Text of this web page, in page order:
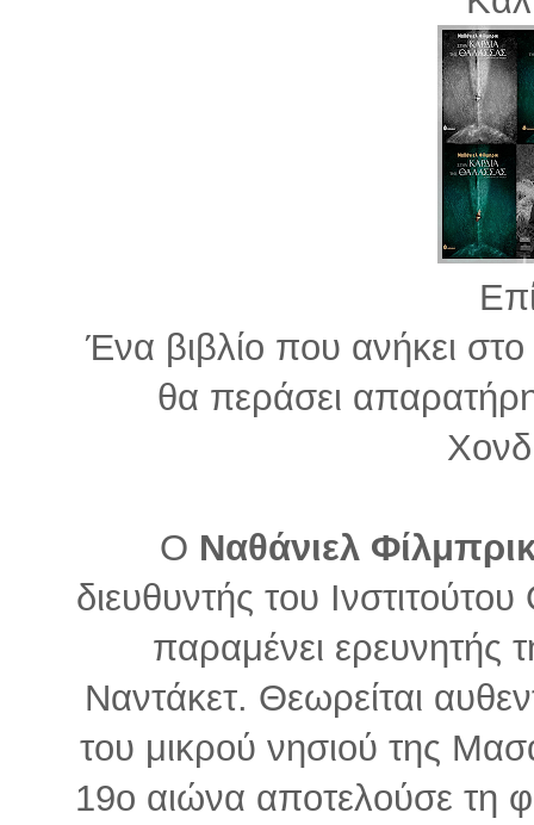
Ένα βιβλίο που ανήκει
θα περάσει
Ο Ναθάνιελ
διευθυντής του
παραμένει ερευνητής
Ναντάκετ. Θεωρείται
του μικρού νησιού της
19ο αιώνα αποτελούσε τη